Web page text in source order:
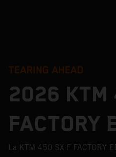
TEARING AHEAD
2026 KTM
FACTORY
La KTM 450 SX-F FACTORY